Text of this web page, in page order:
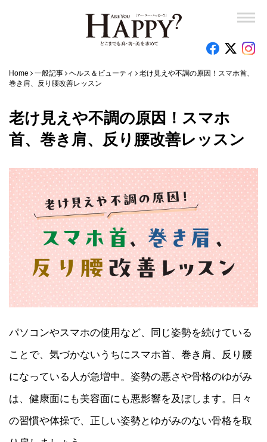
Home 一般記事 ヘルス＆ビューティ
老け見えや不調の原因！スマホ首、
巻き肩、反り腰改善レッスン
老け見えや不調の原因！スマホ
首、巻き肩、反り腰改善レッスン
パソコンやスマホの使用など、同じ姿勢を続けている
ことで、気づかないうちにスマホ首、巻き肩、反り腰
になっている人が急増中。姿勢の悪さや骨格のゆがみ
は、健康面にも美容面にも悪影響を及ぼします。日々
の習慣や体操で、正しい姿勢とゆがみのない骨格を取